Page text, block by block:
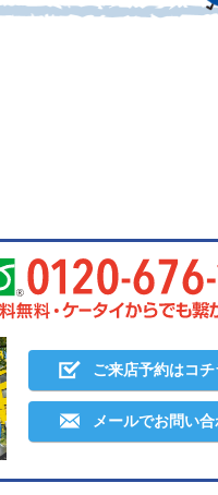
ご来店予約はコチ
メールでお問い